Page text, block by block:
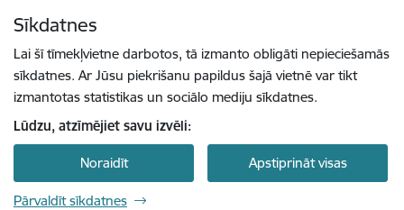
Sīkdatnes
Lai šī tīmekļvietne darbotos, tā izmanto obligāti nepieciešamās
sīkdatnes. Ar Jūsu piekrišanu papildus šajā vietnē var tikt
izmantotas statistikas un sociālo mediju sīkdatnes.
Lūdzu, atzīmējiet savu izvēli:
Noraidīt Apstiprināt visas
Pārvaldīt sīkdatnes